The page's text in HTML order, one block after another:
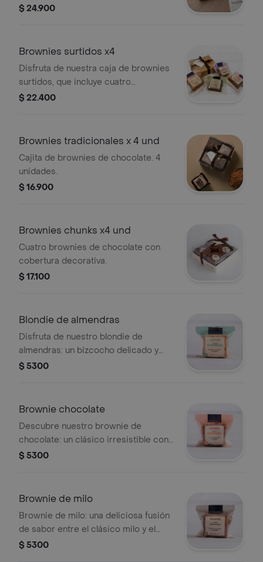
de brownies sin azúcar añadido,
$ 24.900
Brownies surtidos x4
Disfruta de nuestra caja de brownies
surtidos, que incluye cuatro
irresistibles variedades:brownie de
de chocolate.brownie de milo¡una
solo lugar!.
$ 22.400
Brownies tradicionales x 4 und
Cajita de brownies de chocolate. 4
unidades.
$ 16.900
Brownies chunks x4 und
Cuatro brownies de chocolate con
cobertura decorativa.
$ 17.100
Blondie de almendras
Disfruta de nuestro blondie de
almendras: un bizcocho delicado y
delicioso, con una textura suave y un
$ 5300
Brownie chocolate
Descubre nuestro brownie de
chocolate: un clásico irresistible con
todo el sabor intenso del chocolate
$ 5300
Brownie de milo
Brownie de milo: una deliciosa fusión
de sabor entre el clásico milo y el
delicioso brownie, que te
$ 5300